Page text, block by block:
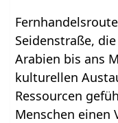
Seidenstraße,
Arabien bis ans
kulturellen
Ressourcen
Menschen einen